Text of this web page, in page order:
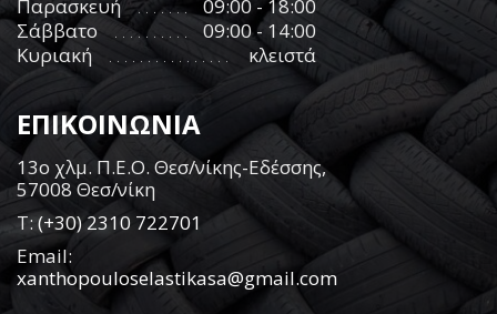
Παρασκευή
09:00 - 18:00
Σάββατο
09:00 - 14:00
Κυριακή
κλειστά
ΕΠΙΚΟΙΝΩΝΙΑ
13ο χλμ. Π.Ε.Ο. Θεσ/νίκης-Εδέσσης,
57008 Θεσ/νίκη
Τ:(+30) 2310 722701
Email:
xanthopouloselastikasa@gmail.com